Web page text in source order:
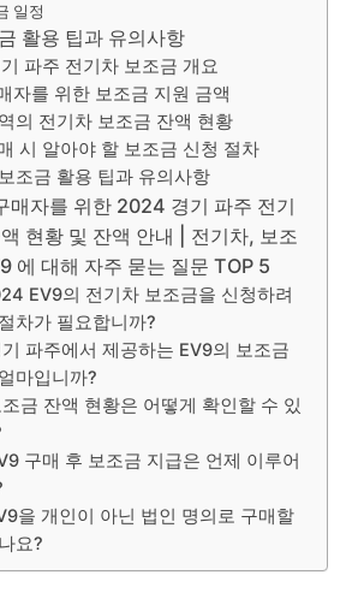
일정
활용 팁과 유의사항
파주 전기차 보조금 개요
자를 위한 보조금 지원 금액
의 전기차 보조금 잔액 현황
시 알아야 할 보조금 신청 절차
조금 활용 팁과 유의사항
매자를 위한 2024 경기 파주 전기
현황 및 잔액 안내 | 전기차, 보조
에 대해 자주 묻는 질문 TOP 5
EV9의 전기차 보조금을 신청하려
차가 필요합니까?
파주에서 제공하는 EV9의 보조금
마입니까?
금 잔액 현황은 어떻게 확인할 수 있
구매 후 보조금 지급은 언제 이루어
을 개인이 아닌 법인 명의로 구매할
요?